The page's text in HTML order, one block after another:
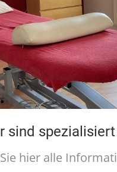
sind
hier alle